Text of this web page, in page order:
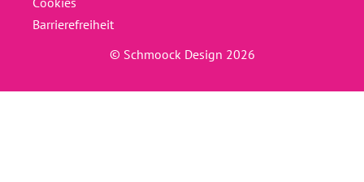
Barrierefreiheit
© Schmoock Design 2026